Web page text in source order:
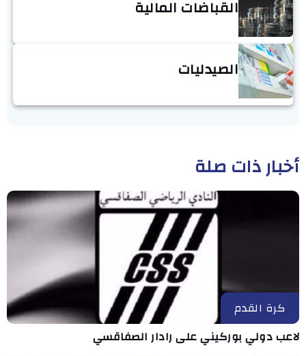
القباضات المالية
الصيدليات
أخبار ذات صلة
كرة القدم
لاعب دولي بوركيني على رادار الصفاقسي